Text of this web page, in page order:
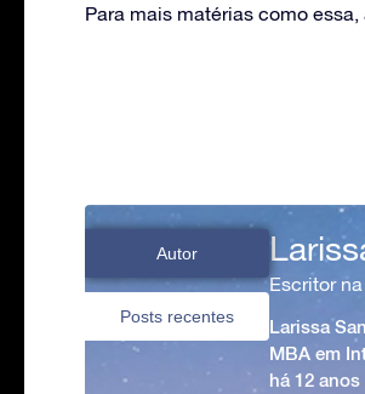
Para mais matérias como
Autor
Posts recentes
Escritor
Larissa
MBA em
há 12